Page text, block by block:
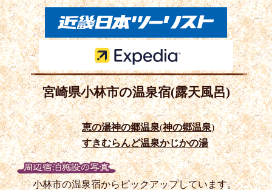
宮崎県小林市の温泉宿(露天風呂)
恵の湯神の郷温泉(神の郷温泉)
すきむらんど温泉かじかの湯
小林市の温泉宿からピックアップしています。